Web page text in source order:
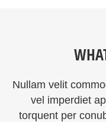
Nullam velit
vel imperdiet
torquent per